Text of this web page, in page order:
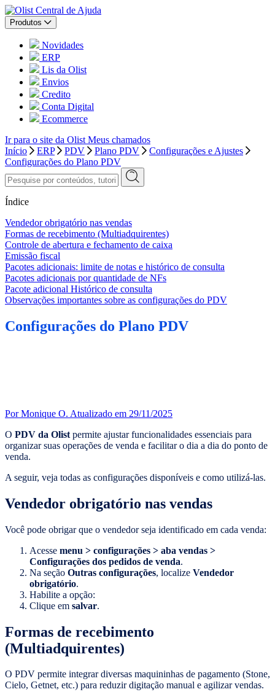
Central de Ajuda
Produtos
Novidades
ERP
Lis da Olist
Envios
Credito
Conta Digital
Ecommerce
Ir para o site da Olist Meus chamados
Início
ERP PDV Plano PDV
Configurações e Ajustes
Configurações do Plano PDV
Índice
Vendedor obrigatório nas vendas
Formas de recebimento (Multiadquirentes)
Controle de abertura e fechamento de caixa
Emissão fiscal
Pacotes adicionais: limite de notas e histórico de consulta
Pacotes adicionais por quantidade de NFs
Pacote adicional Histórico de consulta
Observações importantes sobre as configurações do PDV
Configurações do Plano PDV
Por Monique O. Atualizado em 29/11/2025
O PDV da Olist permite ajustar funcionalidades essenciais para
organizar suas operações de venda e facilitar o dia a dia do ponto de
venda.
A seguir, veja todas as configurações disponíveis e como utilizá-las.
Vendedor obrigatório nas vendas
Você pode obrigar que o vendedor seja identificado em cada venda:
Acesse menu > configurações > aba vendas >
Configurações dos pedidos de venda.
Na seção Outras configurações, localize Vendedor
obrigatório.
Habilite a opção:
Clique em salvar.
Formas de recebimento
(Multiadquirentes)
O PDV permite integrar diversas maquininhas de pagamento (Stone,
Cielo, Getnet, etc.) para reduzir digitação manual e agilizar vendas.